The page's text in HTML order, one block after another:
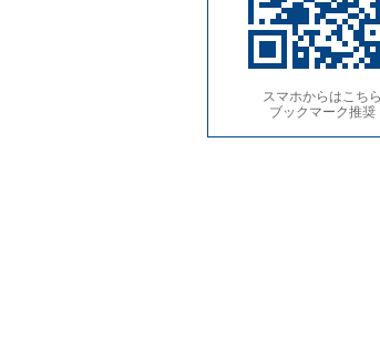
スマホからはこちら
ブックマーク推奨